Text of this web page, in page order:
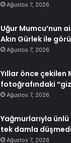
Ağustos 7, 2026
Uğur Mumcu’nun
Akın Gürlek ile
Ağustos 7, 2026
Yıllar önce çekilen
fotoğrafındaki
Ağustos 7, 2026
Yağmurlarıyla
tek damla düşmedi
Ağustos 7, 2026